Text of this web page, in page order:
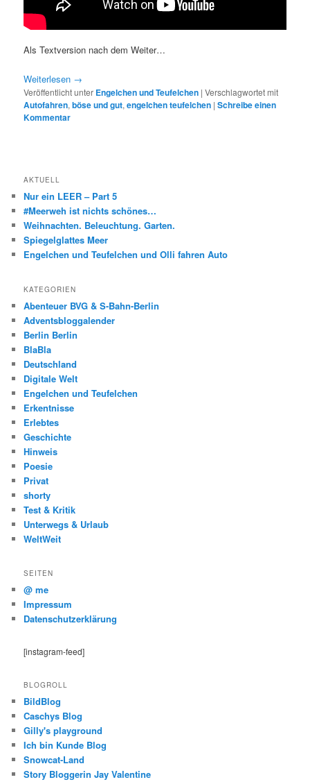
Als Textversion nach dem Weiter…
Weiterlesen →
Veröffentlicht unter Engelchen und Teufelchen |Verschlagwortet mit
Autofahren,böse und gut,engelchen teufelchen |Schreibe einen
Kommentar
AKTUELL
Nur ein LEER – Part 5
#Meerweh ist nichts schönes…
Weihnachten. Beleuchtung. Garten.
Spiegelglattes Meer
Engelchen und Teufelchen und Olli fahren Auto
KATEGORIEN
Abenteuer BVG & S-Bahn-Berlin
Adventsbloggalender
Berlin Berlin
BlaBla
Deutschland
Digitale Welt
Engelchen und Teufelchen
Erkentnisse
Erlebtes
Geschichte
Hinweis
Poesie
Privat
shorty
Test & Kritik
Unterwegs & Urlaub
WeltWeit
SEITEN
@ me
Impressum
Datenschutzerklärung
[instagram-feed]
BLOGROLL
BildBlog
Caschys Blog
Gilly's playground
Ich bin Kunde Blog
Snowcat-Land
Story Bloggerin Jay Valentine